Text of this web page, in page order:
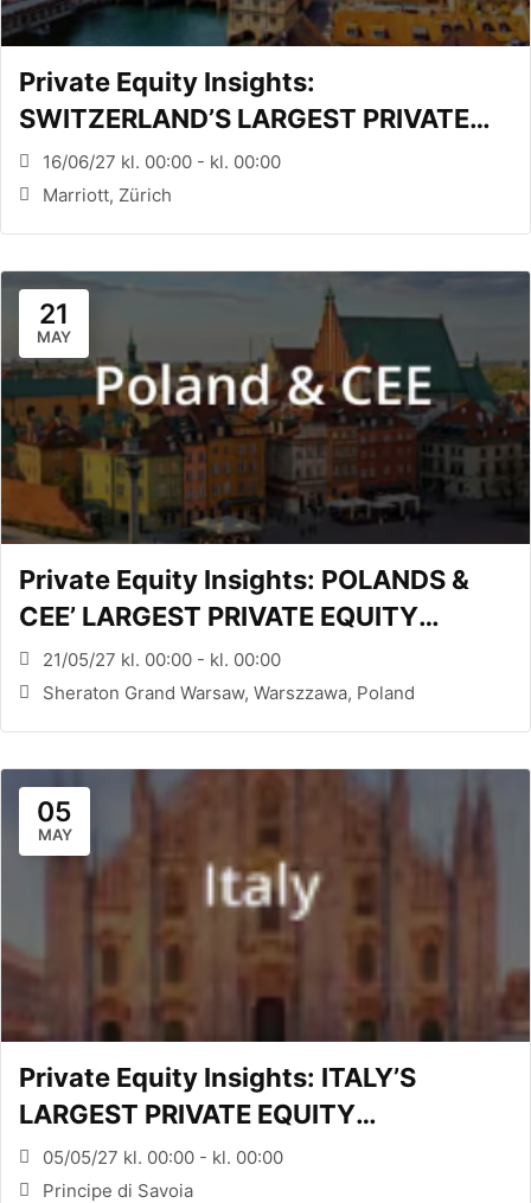
Private Equity Insights:
SWITZERLAND’S LARGEST PRIVATE
EQUITY CONFERENCE (Zürich, CH)
16/06/27 kl. 00:00 - kl. 00:00
Marriott, Zürich
21
MAY
Private Equity Insights: POLANDS &
CEE’ LARGEST PRIVATE EQUITY
CONFERENCE (WARSAW, PL)
21/05/27 kl. 00:00 - kl. 00:00
Sheraton Grand Warsaw, Warszzawa, Poland
05
MAY
Private Equity Insights: ITALY’S
LARGEST PRIVATE EQUITY
CONFERENCE (MILANO, ITA)
05/05/27 kl. 00:00 - kl. 00:00
Principe di Savoia